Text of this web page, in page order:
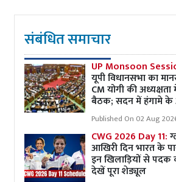
संबंधित समाचार
UP Monsoon
यूपी विधानसभा का
CM योगी की
बैठक; सदन में हंगामे के
Published On 02 Aug
CWG 2026 Day 11:
आखिरी दिन भारत के
इन खिलाड़ियों से पदक
देखें पूरा शेड्यूल